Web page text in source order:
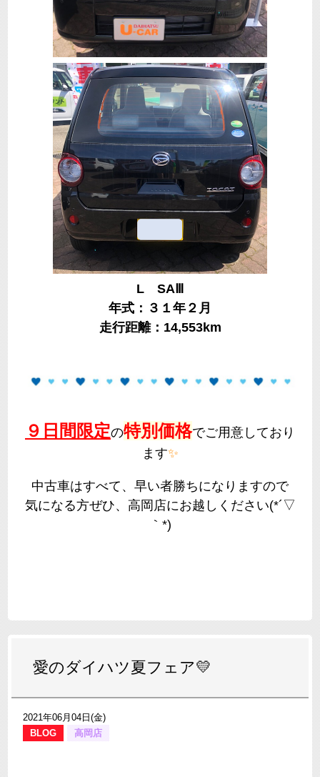
L SAⅢ
年式：３１年２月
走行距離：14,553km
９日間限定の特別価格でご用意しており
ます✨
中古車はすべて、早い者勝ちになりますので
気になる方ぜひ、高岡店にお越しください(*´▽
｀*)
愛のダイハツ夏フェア💛
2021年06月04日(金)
BLOG
高岡店